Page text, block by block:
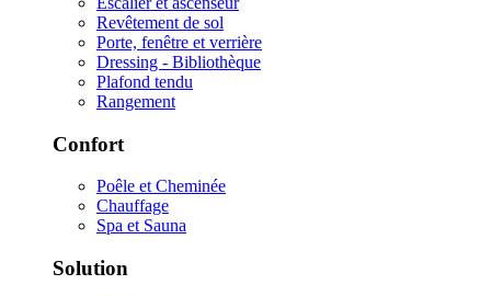
Revêtement de sol
Porte, fenêtre et verrière
Dressing - Bibliothèque
Plafond tendu
Rangement
Confort
Poêle et Cheminée
Chauffage
Spa et Sauna
Solution